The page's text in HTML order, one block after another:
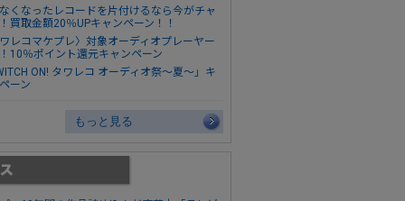
くなったレコードを片付けるなら今がチャ
買取金額20％UPキャンペーン！！
ワレコマケプレ〉対象オーディオプレーヤー
10％ポイント還元キャンペーン
ON! タワレコ オーディオ祭～夏～」キ
ーン
もっと見る